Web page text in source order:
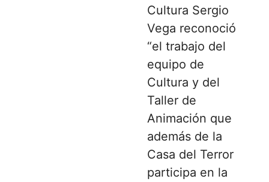
Cultura Sergio
Vega reconoció
“el trabajo del
equipo de
Cultura y del
Taller de
Animación que
además de la
Casa del Terror
participa en la